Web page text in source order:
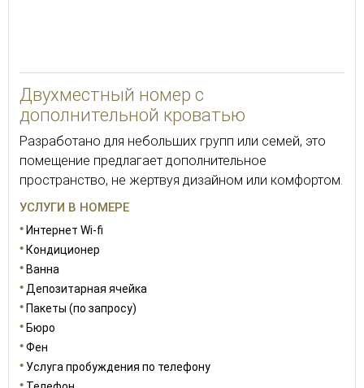
Двухместный номер с
дополнительной кроватью
Разработано для небольших групп или семей, это
помещение предлагает дополнительное
пространство, не жертвуя дизайном или комфортом.
УСЛУГИ В НОМЕРЕ
Интернет Wi-fi
Кондиционер
Ванна
Депозитарная ячейка
Пакеты (по запросу)
Бюро
Фен
Услуга пробуждения по телефону